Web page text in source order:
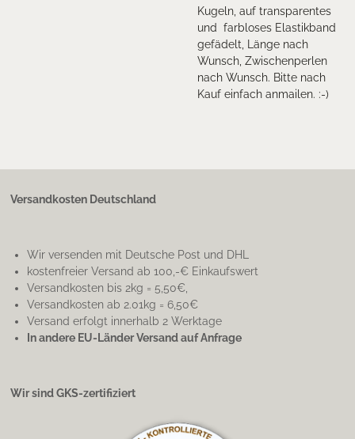
Kugeln, auf transparentes
und farbloses Elastikband
gefädelt, Länge nach
Wunsch, Zwischenperlen
nach Wunsch. Bitte nach
Kauf einfach anmailen. :-)
Versandkosten Deutschland
Wir versenden mit Deutsche Post und DHL
kostenfreier Versand ab 100,-€ Einkaufswert
Versandkosten bis 2kg = 5,50€,
Versandkosten ab 2.01kg = 6,50€
Versand erfolgt innerhalb 2 Werktage
In andere EU-Länder Versand auf Anfrage
Wir sind GKS-zertifiziert